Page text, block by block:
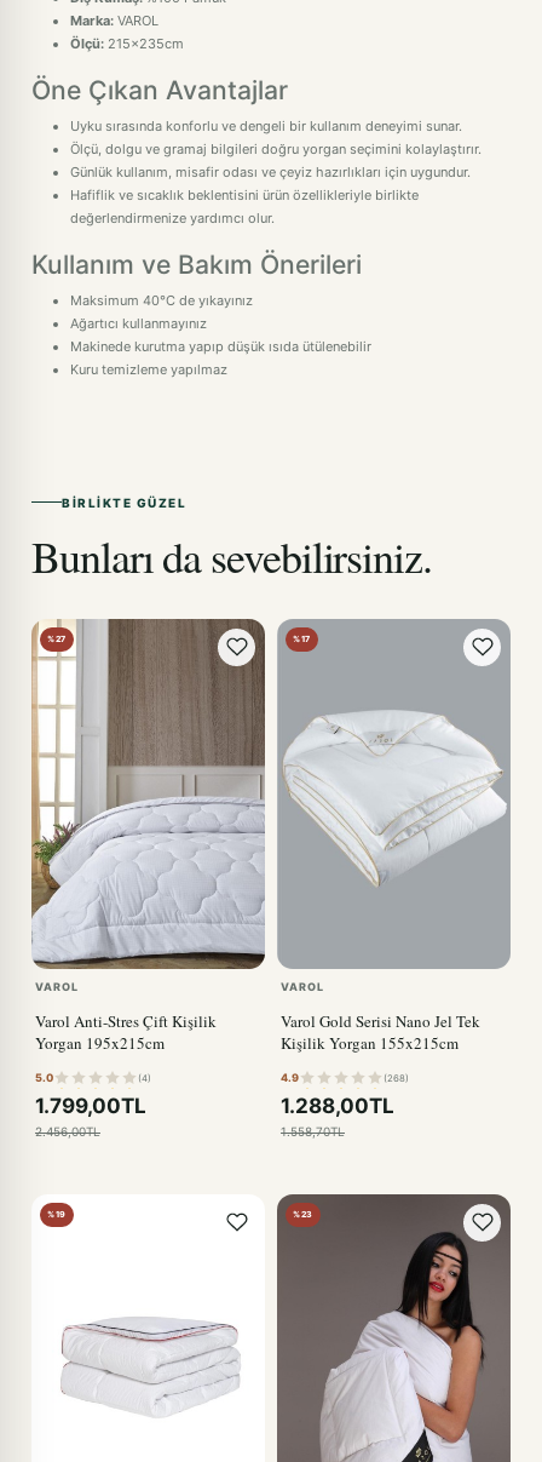
Marka: VAROL
Ölçü: 215x235cm
Öne Çıkan Avantajlar
Uyku sırasında konforlu ve dengeli bir kullanım deneyimi sunar.
Ölçü, dolgu ve gramaj bilgileri doğru yorgan seçimini kolaylaştırır.
Günlük kullanım, misafir odası ve çeyiz hazırlıkları için uygundur.
Hafiflik ve sıcaklık beklentisini ürün özellikleriyle birlikte
değerlendirmenize yardımcı olur.
Kullanım ve Bakım Önerileri
Maksimum 40°C de yıkayınız
Ağartıcı kullanmayınız
Makinede kurutma yapıp düşük ısıda ütülenebilir
Kuru temizleme yapılmaz
BIRLIKTE GÜZEL
Bunları da sevebilirsiniz.
%27
VAROL
Varol Anti-Stres Çift Kişilik
Yorgan 195x215cm
5.0 (4)
1.799,00TL
2.456,00TL
%17
VAROL
Varol Gold Serisi Nano Jel Tek
Kişilik Yorgan 155x215cm
4.9 (268)
1.288,00TL
1.558,70TL
%19 %23